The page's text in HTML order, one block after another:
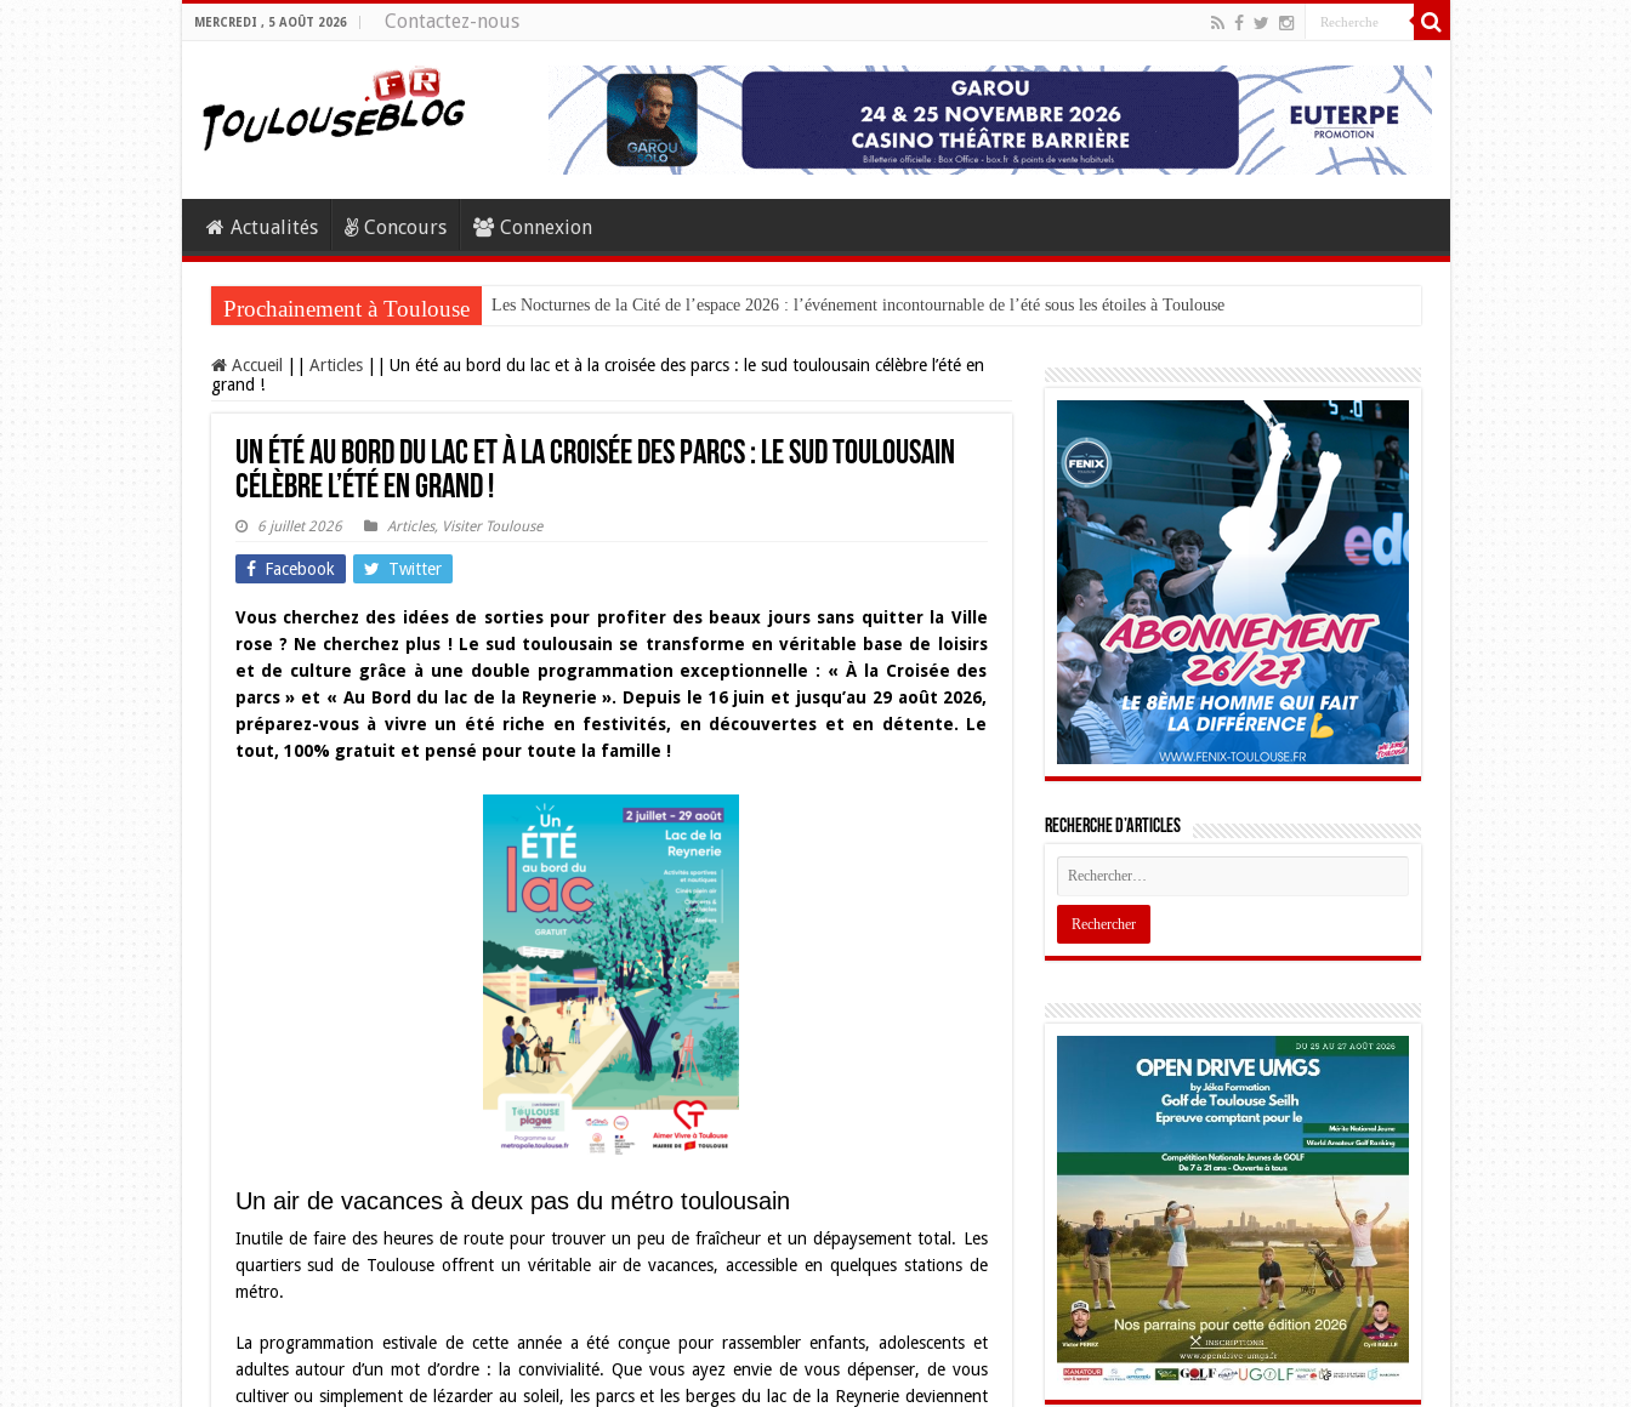
MERCREDI , 5 AOÛT 2026 Contactez-nous
Actualités Concours Connexion
Prochainement à Toulouse Les Nocturnes de la Cité de l’espace 2026 : l’événement incontournable de l’été sous les étoiles à Toulouse
Accueil Articles
Un été au bord du lac et à la croisée des parcs : le sud toulousain célèbre l’été en
grand !
Un été au bord du lac et à la croisée des parcs : le sud toulousain
célèbre l’été en grand !
6 juillet 2026 Articles, Visiter Toulouse
Facebook Twitter
Vous cherchez des idées de sorties pour profiter des beaux jours sans quitter la Ville
rose ? Ne cherchez plus ! Le sud toulousain se transforme en véritable base de loisirs
et de culture grâce à une double programmation exceptionnelle : « À la Croisée des
parcs » et « Au Bord du lac de la Reynerie ». Depuis le 16 juin et jusqu’au 29 août 2026,
préparez-vous à vivre un été riche en festivités, en découvertes et en détente. Le
tout, 100% gratuit et pensé pour toute la famille !
Un air de vacances à deux pas du métro toulousain
Inutile de faire des heures de route pour trouver un peu de fraîcheur et un dépaysement total. Les
quartiers sud de Toulouse offrent un véritable air de vacances, accessible en quelques stations de
métro.
La programmation estivale de cette année a été conçue pour rassembler enfants, adolescents et
adultes autour d’un mot d’ordre : la convivialité. Que vous ayez envie de vous dépenser, de vous
cultiver ou simplement de lézarder au soleil, les parcs et les berges du lac de la Reynerie deviennent
Recherche d’articles